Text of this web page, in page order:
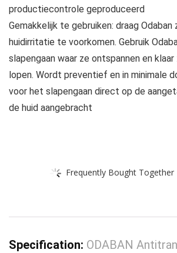
productiecontrole geproduceerd
Gemakkelijk te gebruiken: draag Odaban
huidirritatie te voorkomen. Gebruik
slapengaan waar ze ontspannen en
lopen. Wordt preventief en in minimale
voor het slapengaan direct op de
de huid aangebracht
Frequently Bought Together
Specification: ODABAN